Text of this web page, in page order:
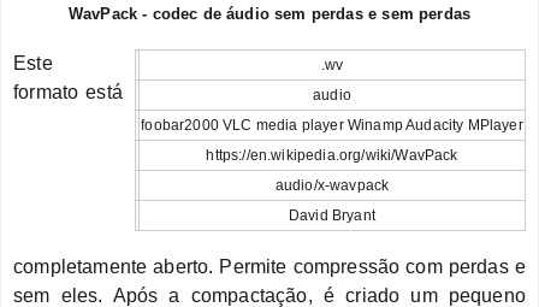
WavPack - codec de áudio sem perdas e sem perdas
.wv
audio
foobar2000 VLC media player Winamp Audacity MPlayer
https://en.wikipedia.org/wiki/WavPack
audio/x-wavpack
David Bryant
Este
formato está
completamente aberto. Permite compressão com perdas e
sem eles. Após a compactação, é criado um pequeno